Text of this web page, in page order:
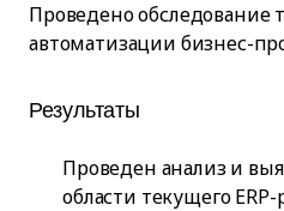
Проведено обследование
автоматизации бизнес-
Результаты
Проведен анализ и
области текущего